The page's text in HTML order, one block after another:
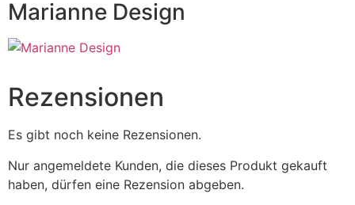
Marianne Design
Rezensionen
Es gibt noch keine Rezensionen.
Nur angemeldete Kunden, die dieses Produkt gekauft
haben, dürfen eine Rezension abgeben.